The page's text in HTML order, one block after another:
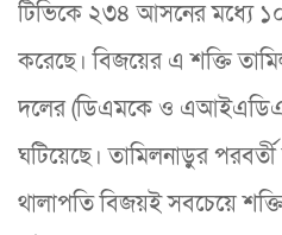
টিভিকে ২৩৪ আসনের মধ্যে
করেছে। বিজয়ের এ শক্তি
দলের (ডিএমকে ও
ঘটিয়েছে। তামিলনাড়ুর পরবর্তী
থালাপতি বিজয়ই সবচেয়ে